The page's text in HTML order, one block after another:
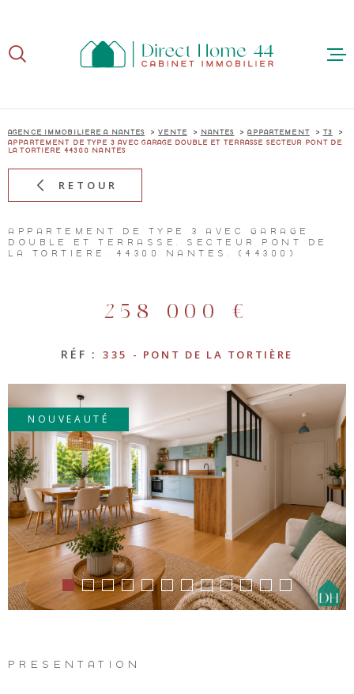
recherche
menu
principal
contenu
BIEN
VOUS
AGENCE IMMOBILIÈRE À NANTES VENTE NANTES APPARTEMENT
T3
APPARTEMENT DE TYPE 3 AVEC GARAGE DOUBLE ET TERRASSE SECTEUR PONT DE
LA TORTIERE 44300 NANTES
RETOUR
APPARTEMENT DE TYPE 3 AVEC GARAGE
DOUBLE ET TERRASSE, SECTEUR PONT DE
LA TORTIÈRE, 44300 NANTES. (44300)
258 000 €
RÉF : 335 - PONT DE LA TORTIÈRE
NOUVEAUTÉ
PRÉSENTATION